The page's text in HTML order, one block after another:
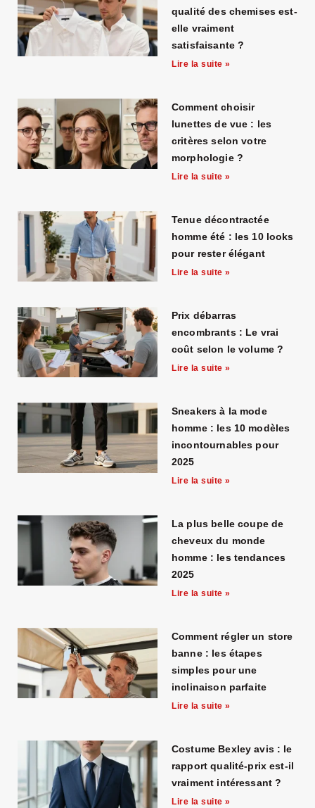
qualité des chemises est-
elle vraiment
satisfaisante ?
Lire la suite »
Comment choisir
lunettes de vue : les
critères selon votre
morphologie ?
Lire la suite »
Tenue décontractée
homme été : les 10 looks
pour rester élégant
Lire la suite »
Prix débarras
encombrants : Le vrai
coût selon le volume ?
Lire la suite »
Sneakers à la mode
homme : les 10 modèles
incontournables pour
2025
Lire la suite »
La plus belle coupe de
cheveux du monde
homme : les tendances
2025
Lire la suite »
Comment régler un store
banne : les étapes
simples pour une
inclinaison parfaite
Lire la suite »
Costume Bexley avis : le
rapport qualité-prix est-il
vraiment intéressant ?
Lire la suite »